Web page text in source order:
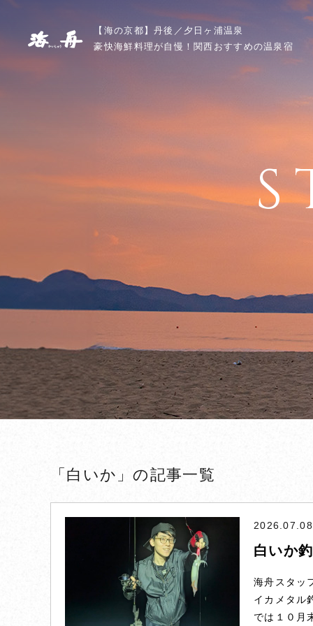
【海の京都】丹後／夕日ヶ浦温泉
豪快海鮮料理が自慢！関西おすすめの温泉宿
「白いか」の記事一覧
2026.07.08
白いか
海舟スタッ
イカメタル
では１０月